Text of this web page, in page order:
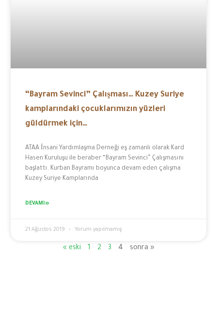
“Bayram Sevinci” Çalışması… Kuzey Suriye
kamplarındaki çocuklarımızın yüzleri
güldürmek için…
ATAA İnsani Yardımlaşma Derneği eş zamanlı olarak Kard
Hasen Kuruluşu ile beraber “Bayram Sevinci” Çalışmasını
başlattı. Kurban Bayramı boyunca devam eden çalışma
Kuzey Suriye Kamplarında
DEVAMI»
21 Ağustos 2019 Yorum yapılmamış
« eski 1 2 3 4 sonra »